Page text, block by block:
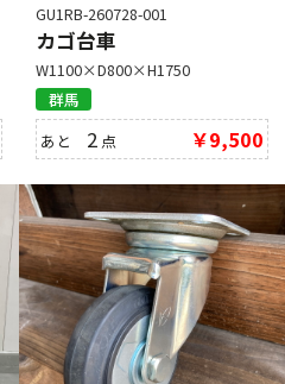
GU1RB-260728-001
カゴ台車
W1100×D800×H1750
群馬
あと 2 点 ￥9,500